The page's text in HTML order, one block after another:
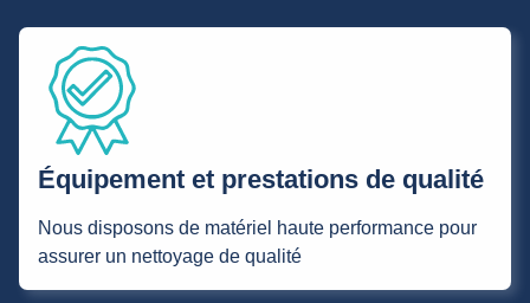
Équipement et prestations de qualité
Nous disposons de matériel haute performance pour
assurer un nettoyage de qualité